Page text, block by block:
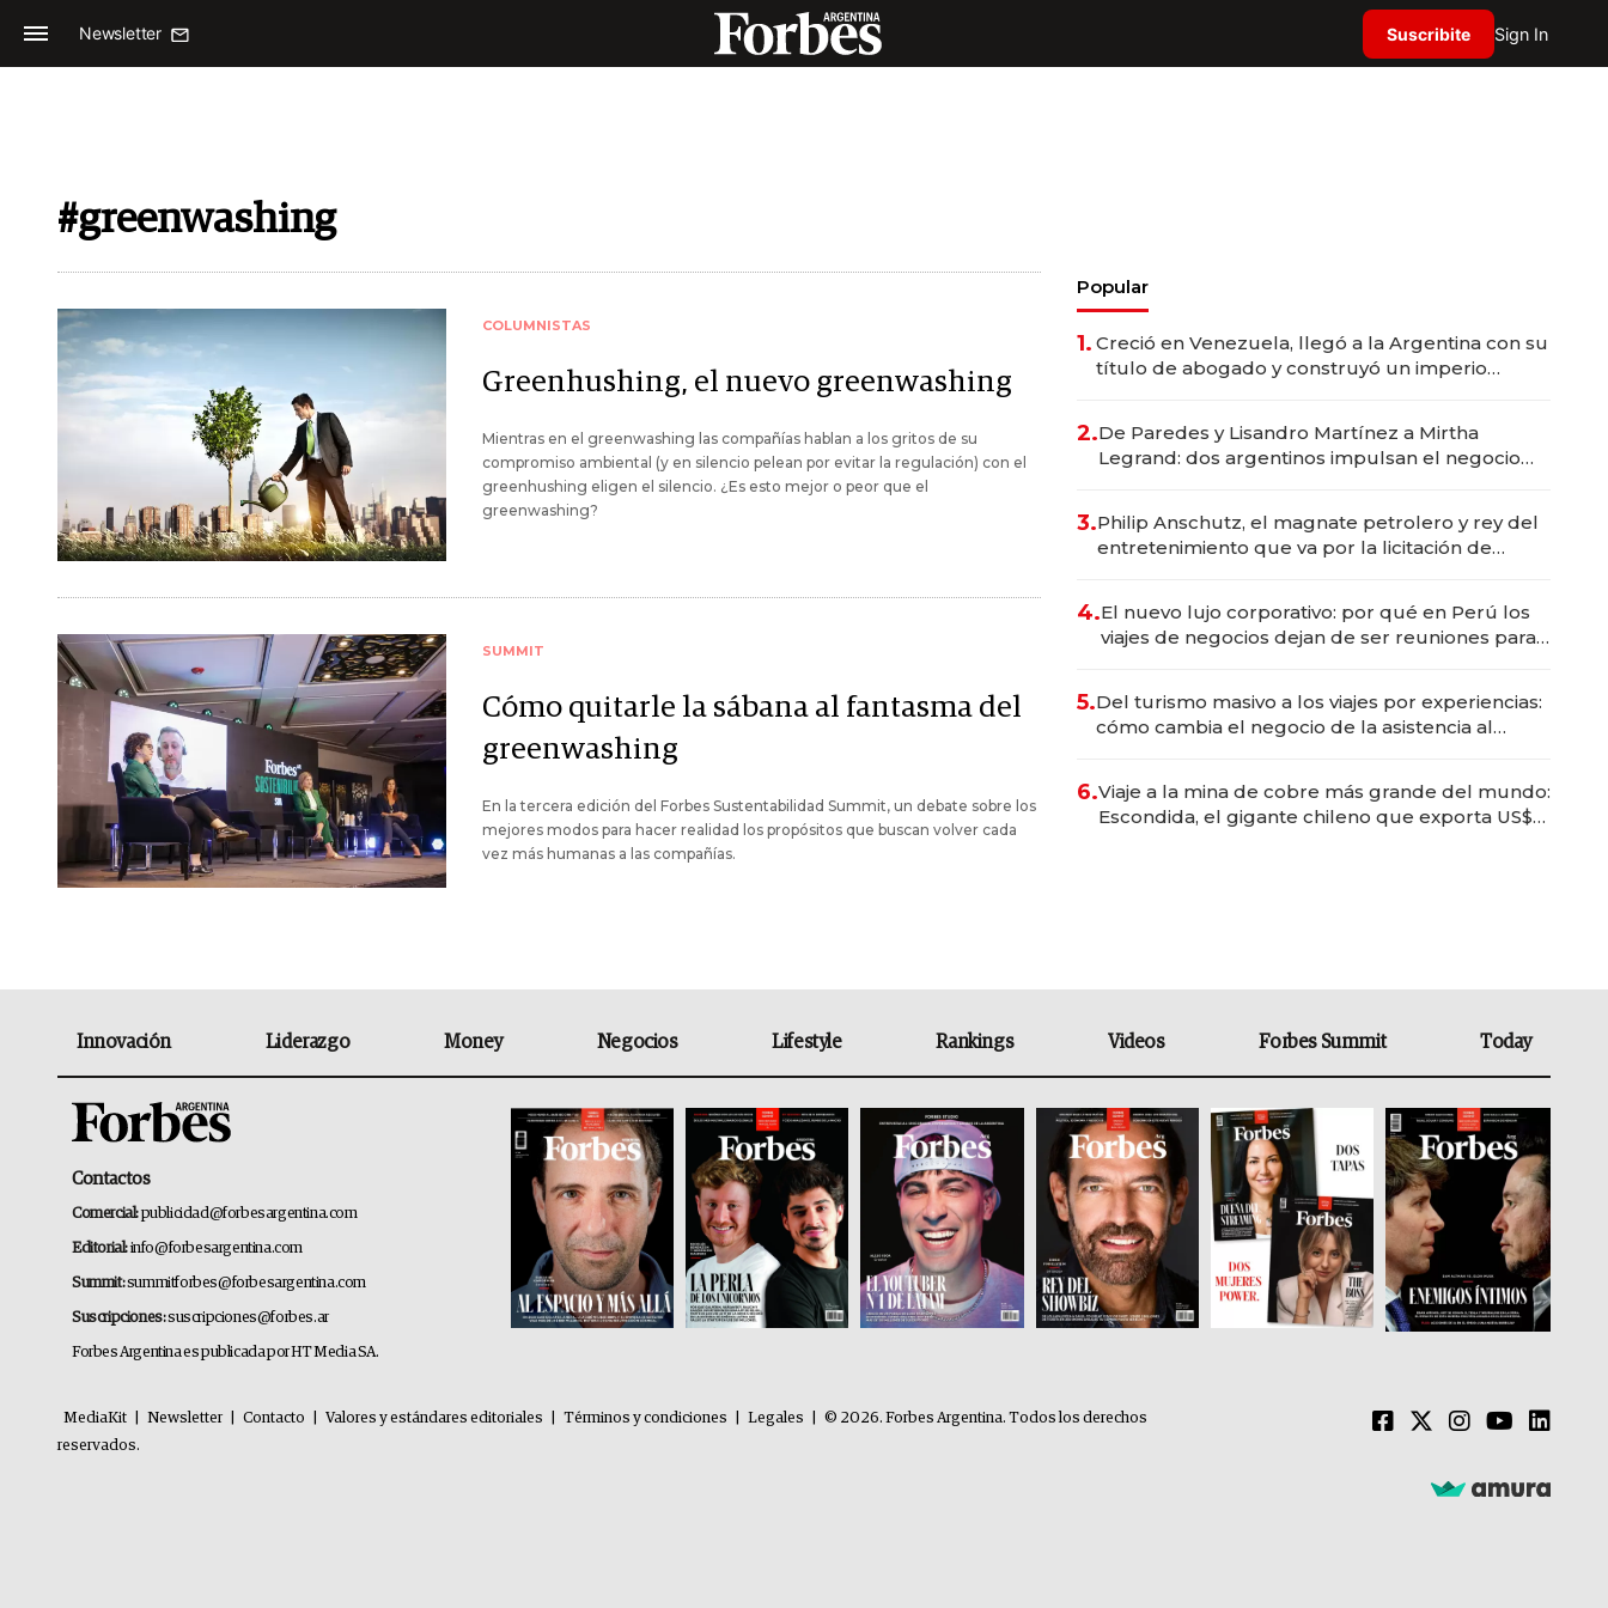
Newsletter Suscribite Sign In
#greenwashing
COLUMNISTAS
Greenhushing, el nuevo greenwashing
Mientras en el greenwashing las compañías hablan a los gritos de su
compromiso ambiental (y en silencio pelean por evitar la regulación) con el
greenhushing eligen el silencio. ¿Es esto mejor o peor que el
greenwashing?
SUMMIT
Cómo quitarle la sábana al fantasma del
greenwashing
En la tercera edición del Forbes Sustentabilidad Summit, un debate sobre los
mejores modos para hacer realidad los propósitos que buscan volver cada
vez más humanas a las compañías.
Popular
1. Creció en Venezuela, llegó a la Argentina con su
título de abogado y construyó un imperio
2.De Paredes y Lisandro Martínez a Mirtha
Legrand: dos argentinos impulsan el negocio
3.Philip Anschutz, el magnate petrolero y rey del
entretenimiento que va por la licitación de
4.El nuevo lujo corporativo: por qué en Perú los
viajes de negocios dejan de ser reuniones para
5.Del turismo masivo a los viajes por experiencias:
cómo cambia el negocio de la asistencia al
6.Viaje a la mina de cobre más grande del mundo:
Escondida, el gigante chileno que exporta US$
Innovación Liderazgo Money Negocios Lifestyle Rankings Videos Forbes Summit Today
Contactos
Comercial:publicidad@forbesargentina.com
Editorial:info@forbesargentina.com
Summit:summitforbes@forbesargentina.com
Suscripciones:suscripciones@forbes.ar
Forbes Argentina es publicada por HT Media SA.
MediaKit Newsletter Contacto Valores y estándares editoriales Términos y condiciones Legales
© 2026. Forbes Argentina. Todos los derechos
reservados.